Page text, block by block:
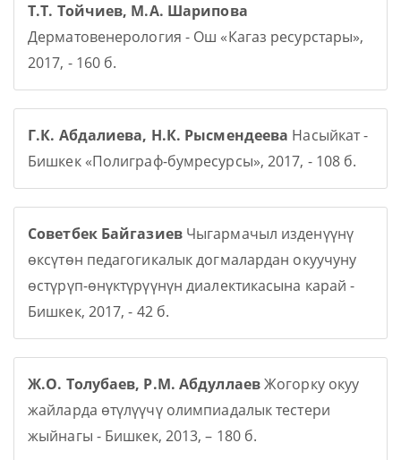
Т.Т. Тойчиев, М.А. Шарипова
Дерматовенерология - Ош «Кагаз ресурстары»,
2017, - 160 б.
Г.К. Абдалиева, Н.К. Рысмендеева Насыйкат -
Бишкек «Полиграф-бумресурсы», 2017, - 108 б.
Советбек БайгазиевЧыгармачыл изденүүнү
өксүтөн педагогикалык догмалардан окуучуну
өстүрүп-өнүктүрүүнүн диалектикасына карай -
Бишкек, 2017, - 42 б.
Ж.О. Толубаев, Р.М. АбдуллаевЖогорку окуу
жайларда өтүлүүчү олимпиадалык тестери
жыйнагы - Бишкек, 2013, – 180 б.